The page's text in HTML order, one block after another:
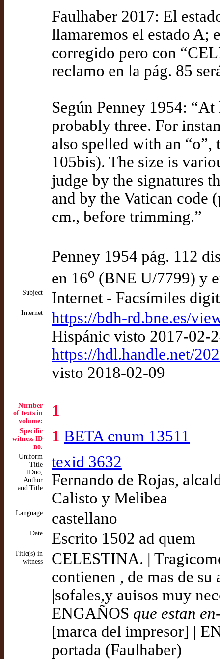
Faulhaber 2017: El
llamaremos el estado A;
corregido pero con
reclamo en la pág. 85
Según Penney 1954:
probably three. For
also spelled with an “o”,
105bis). The size is
judge by the signatures
and by the Vatican code
cm., before trimming.”
Penney 1954 pág. 112
en 16o (BNE U/7799) y
Subject Internet - Facsímiles
Internet
https://bdh-rd.bne.es/
Hispánic visto 2017-02-
https://hdl.handle.net/
visto 2018-02-09
Number
of texts in
volume:
1
Specific
witness ID
no.
1 BETA cnum 13511
Uniform
Title
IDno,
Author
and Title
texid 3632
Fernando de Rojas,
Calisto y Melibea
Language castellano
Date Escrito 1502 ad quem
Title(s) in
witness
CELESTINA. |
contienen , de mas de
|sofales,y auisos muy
ENGAÑOS que estan
[marca del impresor] |
portada (Faulhaber)